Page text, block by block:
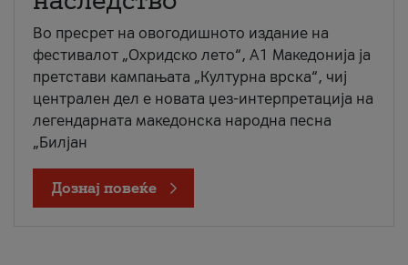
Во пресрет на овогодишното издание на
фестивалот „Охридско лето“, А1 Македонија ја
претстави кампањата „Културна врска“, чиј
централен дел е новата џез-интерпретација на
легендарната македонска народна песна
„Билјан
Дознај повеќе